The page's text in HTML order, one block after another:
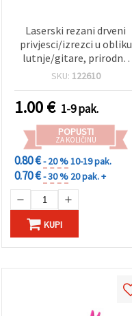
Laserski rezani drveni
privjesci/izrezci u obliku
lutnje/gitare, prirodno
neobrađeno drvo – 70 × 25
pakiranje 5 kom, za DIY
ukrase, scrapbooking i
izradu nakita
SKU: 122610
1.00€ 1-9 pak.
POPUSTI
ZA KOLIČINU
0.80 €- 20 %10-19 pak.
0.70 €- 30 % 20 pak. +
KUPI